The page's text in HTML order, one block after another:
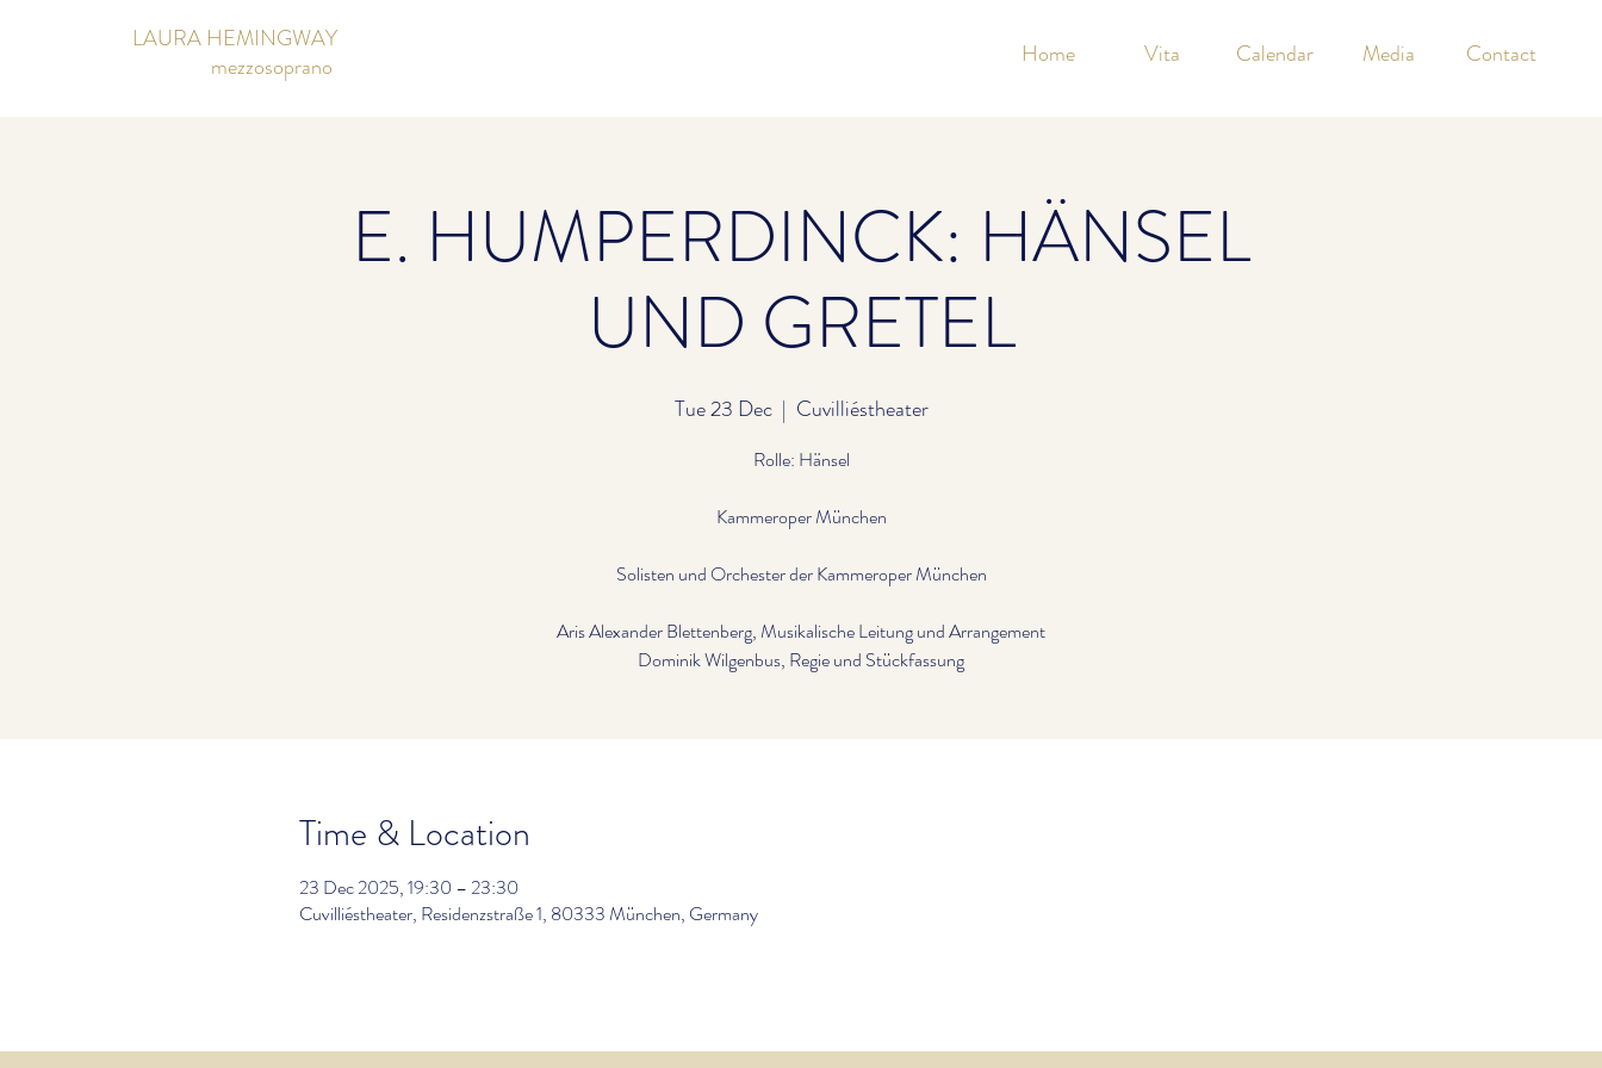
LAURA HEMINGWAY
mezzosoprano
Home Vita Calendar Media Contact
E. HUMPERDINCK: HÄNSEL
UND GRETEL
Tue 23 Dec
  |
Cuvilliéstheater
Rolle: Hänsel
Kammeroper München
Solisten und Orchester der Kammeroper München
Aris Alexander Blettenberg, Musikalische Leitung und Arrangement
Time & Location
23 Dec 2025, 19:30 – 23:30
Cuvilliéstheater, Residenzstraße 1, 80333 München, Germany